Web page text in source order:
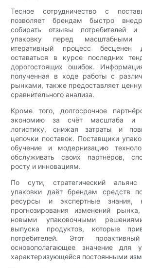
Тесное сотрудничество с
позволяет брендам быстро
собирать отзывы потребителей и
упаковку перед масштабными
итеративный процесс
оставаться в курсе последних
дорогостоящих ошибок.
полученная в ходе работы с
рынками, также предоставляет
сравнительного анализа.
Кроме того, долгосрочное
экономию за счёт масштаба и
логистику, снижая затраты и
цепочки поставок. Поставщики
обучение и модернизацию
обслуживать своих партнёров,
росту и инновациям.
По сути, стратегический
упаковки даёт брендам средств
ресурсы и экспертные знания,
прогнозирования изменений
новыми упаковочными
выпуска продуктов, которые
потребителей. Этот
основополагающее значение для
характеризующейся постоянными